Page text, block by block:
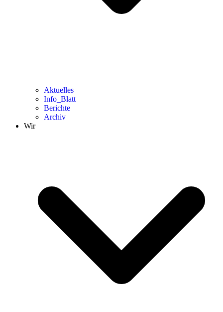
Aktuelles
Info_Blatt
Berichte
Archiv
Wir